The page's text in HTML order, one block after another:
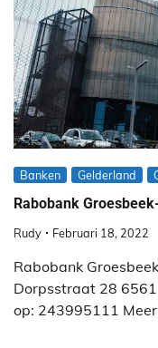
Banken Gelderland
Rabobank
Rudy Februari 18, 2022
Rabobank
Dorpsstraat 28 6561
op: 243995111